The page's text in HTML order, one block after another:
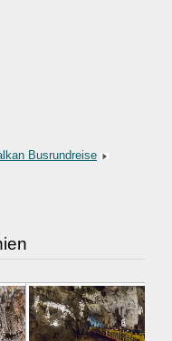
Busrundreise